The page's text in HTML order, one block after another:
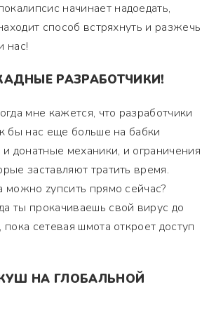
начинает надоедать,
способ встряхнуть и разжечь
нас!
РАЗРАБОТЧИКИ!
мне кажется, что разработчики
бы нас еще больше на бабки
и донатные механики, и ограничения
заставляют тратить время.
можно zупсить прямо сейчас?
ты прокачиваешь свой вирус до
сетевая шмота откроет доступ
НА ГЛОБАЛЬНОЙ